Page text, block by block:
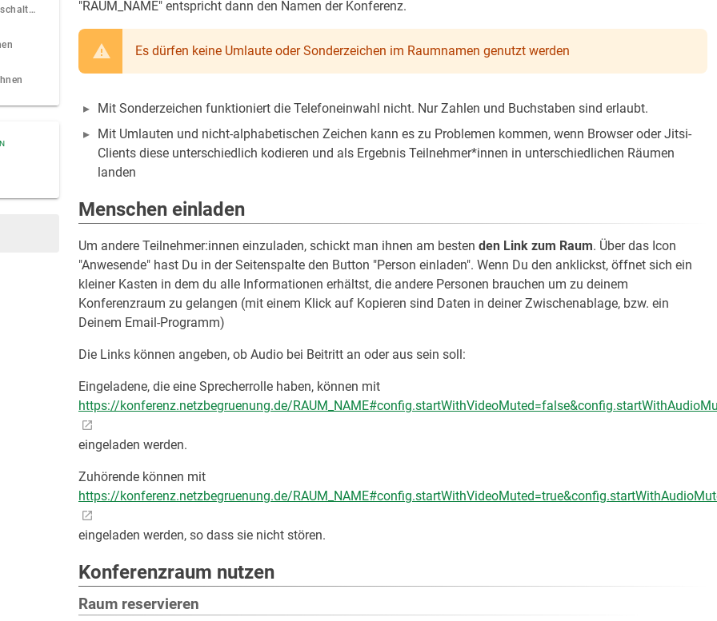
Teilnehmer stummschalten
"RAUM_NAME" entspricht dann den Namen der Konferenz.
Es dürfen keine Umlaute oder Sonderzeichen im Raumnamen genutzt werden
Mit Sonderzeichen funktioniert die Telefoneinwahl nicht. Nur Zahlen und Buchstaben sind erlaubt.
Mit Umlauten und nicht-alphabetischen Zeichen kann es zu Problemen kommen, wenn Browser oder Jitsi-
Clients diese unterschiedlich kodieren und als Ergebnis Teilnehmer*innen in unterschiedlichen Räumen
landen
Menschen einladen
Um andere Teilnehmer:innen einzuladen, schickt man ihnen am besten den Link zum Raum. Über das Icon
"Anwesende" hast Du in der Seitenspalte den Button "Person einladen". Wenn Du den anklickst, öffnet sich ein
kleiner Kasten in dem du alle Informationen erhältst, die andere Personen brauchen um zu deinem
Konferenzraum zu gelangen (mit einem Klick auf Kopieren sind Daten in deiner Zwischenablage, bzw. ein
Deinem Email-Programm)
Die Links können angeben, ob Audio bei Beitritt an oder aus sein soll:
Eingeladene, die eine Sprecherrolle haben, können mit
https://konferenz.netzbegruenung.de/
eingeladen werden.
Zuhörende können mit
https://konferenz.netzbegruenung.de/
eingeladen werden, so dass sie nicht stören.
Konferenzraum nutzen
Raum reservieren